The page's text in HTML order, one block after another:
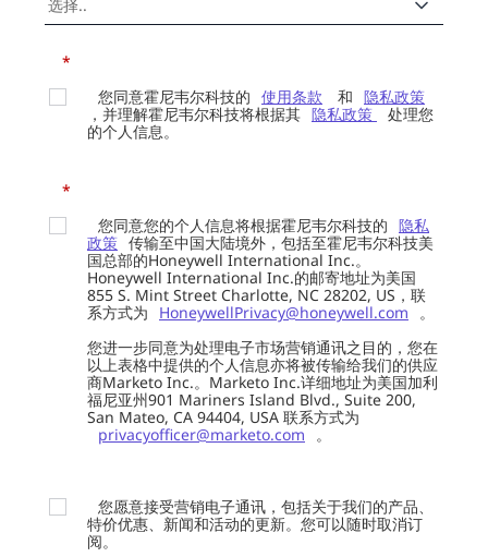
*
您同意霍尼韦尔科技的 使用条款 和 隐私政策
，并理解霍尼韦尔科技将根据其 隐私政策
处理您
的个人信息。
*
您同意您的个人信息将根据霍尼韦尔科技的 隐私
政策 传输至中国大陆境外，包括至霍尼韦尔科技美
国总部的Honeywell International Inc.。
Honeywell International Inc.的邮寄地址为美国
855 S. Mint Street Charlotte, NC 28202, US，联
系方式为
HoneywellPrivacy@honeywell.com
。
您进一步同意为处理电子市场营销通讯之目的，您在
以上表格中提供的个人信息亦将被传输给我们的供应
商Marketo Inc.。Marketo Inc.详细地址为美国加利
福尼亚州901 Mariners Island Blvd., Suite 200,
San Mateo, CA 94404, USA 联系方式为
privacyofficer@marketo.com
。
您愿意接受营销电子通讯，包括关于我们的产品、
特价优惠、新闻和活动的更新。您可以随时取消订
阅。